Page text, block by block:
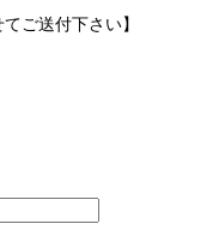
ご送付下さい】